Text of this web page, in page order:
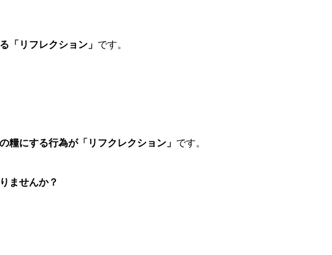
「リフレクション」 です。
糧にする行為が「リフクレクション」 です。
ませんか？